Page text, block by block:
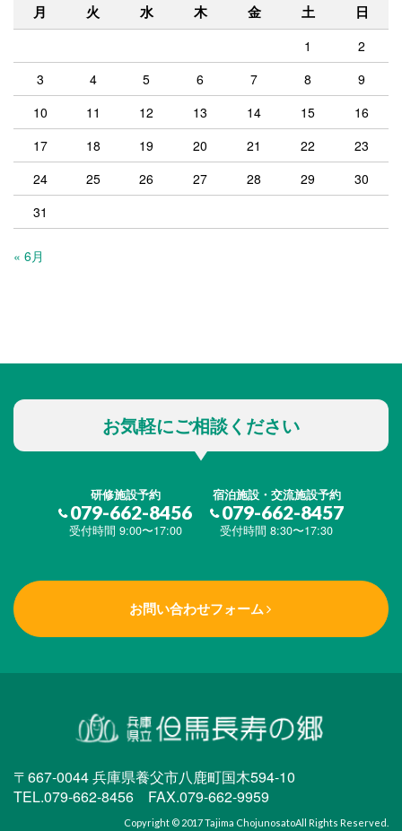
月 火 水 木 金 土 日
1
2
3
4 5 6 7 8
9
10
11 12 13 14 15
16
17
18 19 20 21 22
23
24
25 26 27 28 29
30
31
« 6月
お気軽にご相談ください
研修施設予約
079-662-8456
受付時間 9:00〜17:00
宿泊施設・交流施設予約
079-662-8457
受付時間 8:30〜17:30
お問い合わせフォーム
〒667-0044 兵庫県養父市八鹿町国木594-10
TEL.079-662-8456 FAX.079-662-9959
Copyright © 2017Tajima ChojunosatoAll Rights Reserved.